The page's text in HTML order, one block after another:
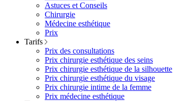
Astuces et Conseils
Chirurgie
Médecine esthétique
Prix
Tarifs
Prix des consultations
Prix chirurgie esthétique des seins
Prix chirurgie esthétique de la silhouette
Prix chirurgie esthétique du visage
Prix chirurgie intime de la femme
Prix médecine esthétique